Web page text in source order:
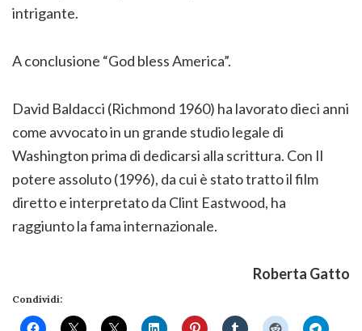
intrigante.
A conclusione “God bless America”.
David Baldacci (Richmond 1960) ha lavorato dieci anni
come avvocato in un grande studio legale di
Washington prima di dedicarsi alla scrittura. Con Il
potere assoluto (1996), da cui è stato tratto il film
diretto e interpretato da Clint Eastwood, ha
raggiunto la fama internazionale.
Roberta Gatto
Condividi: